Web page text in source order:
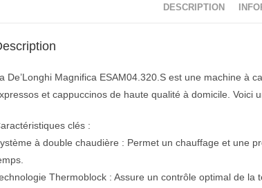
DESCRIPTION
De’Longhi Magnifica ESAM04.320.S est une machine à
et cappuccinos de haute qualité à domicile. Voici
clés :
à double chaudière : Permet un chauffage et une
Thermoblock : Assure un contrôle optimal de